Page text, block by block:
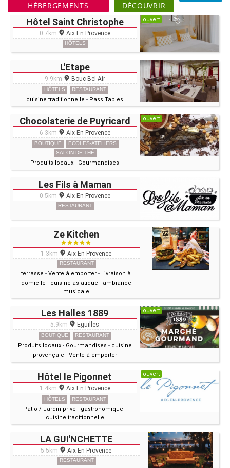
HÉBERGEMENTS
DÉCOUVRIR
Hôtel Saint Christophe
0.7km Aix En Provence
HÔTELS
ouvert
L'Etape
9.9km Bouc-Bel-Air
HÔTELS RESTAURANT
cuisine traditionnelle - Pass Tables
Chocolaterie de Puyricard
6.3km Aix En Provence
BOUTIQUE
ECOLES-ATELIERS
SALON DE THÉ
Produits locaux - Gourmandises
ouvert
Les Fils à Maman
0.5km Aix En Provence
RESTAURANT
Ze Kitchen
1.3km Aix En Provence
RESTAURANT
terrasse -Vente à emporter - Livraison à
domicile - cuisine asiatique - ambiance
musicale
Les Halles 1889
5.9km Eguilles
BOUTIQUE RESTAURANT
Produits locaux - Gourmandises - cuisine
provençale - Vente à emporter
ouvert
Hôtel le Pigonnet
1.4km Aix En Provence
HÔTELS RESTAURANT
Patio / Jardin privé - gastronomique -
cuisine traditionnelle
ouvert
LA GUI'NCHETTE
5.5km Aix En Provence
RESTAURANT